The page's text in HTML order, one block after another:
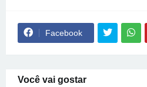
Facebook
Você vai gostar